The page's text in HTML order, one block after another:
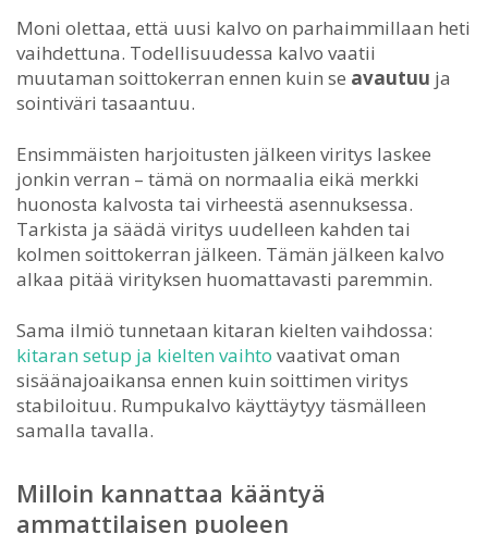
Moni olettaa, että uusi kalvo on parhaimmillaan heti
vaihdettuna. Todellisuudessa kalvo vaatii
muutaman soittokerran ennen kuin se avautuu ja
sointiväri tasaantuu.
Ensimmäisten harjoitusten jälkeen viritys laskee
jonkin verran – tämä on normaalia eikä merkki
huonosta kalvosta tai virheestä asennuksessa.
Tarkista ja säädä viritys uudelleen kahden tai
kolmen soittokerran jälkeen. Tämän jälkeen kalvo
alkaa pitää virityksen huomattavasti paremmin.
Sama ilmiö tunnetaan kitaran kielten vaihdossa:
kitaran setup ja kielten vaihto vaativat oman
sisäänajoaikansa ennen kuin soittimen viritys
stabiloituu. Rumpukalvo käyttäytyy täsmälleen
samalla tavalla.
Milloin kannattaa kääntyä
ammattilaisen puoleen